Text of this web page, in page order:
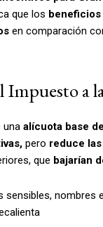
que los beneficios
en comparación
Impuesto a
una alícuota base
pero reduce
que bajarían
sensibles, nombres